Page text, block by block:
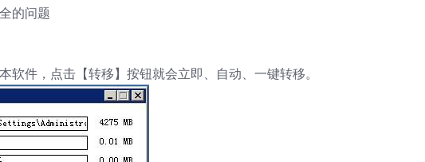
的问题
软件，点击【转移】按钮就会立即、自动、一键转移。